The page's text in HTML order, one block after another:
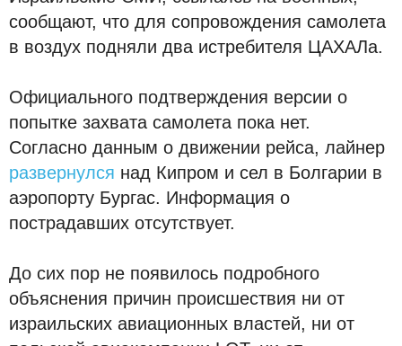
сообщают, что для сопровождения самолета
в воздух подняли два истребителя ЦАХАЛа.
Официального подтверждения версии о
попытке захвата самолета пока нет.
Согласно данным о движении рейса, лайнер
развернулся над Кипром и сел в Болгарии в
аэропорту Бургас. Информация о
пострадавших отсутствует.
До сих пор не появилось подробного
объяснения причин происшествия ни от
израильских авиационных властей, ни от